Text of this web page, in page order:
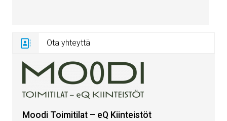
Ota yhteyttä
Moodi Toimitilat – eQ Kiinteistöt